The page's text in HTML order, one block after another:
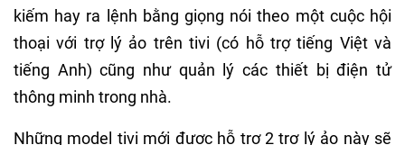
kiếm hay ra lệnh bằng giọng nói theo một cuộc hội
thoại với trợ lý ảo trên tivi (có hỗ trợ tiếng Việt và
tiếng Anh) cũng như quản lý các thiết bị điện tử
thông minh trong nhà.
Những model tivi mới được hỗ trợ 2 trợ lý ảo này sẽ